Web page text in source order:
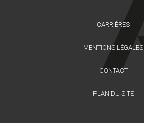
CARRIÈRES
MENTIONS LÉGALES
CONTACT
PLAN DU SITE